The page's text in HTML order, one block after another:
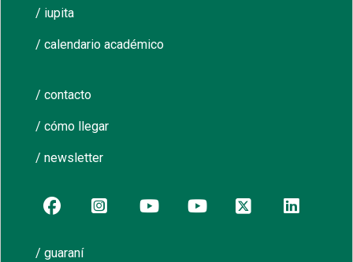
/ iupita
/ calendario académico
/ contacto
/ cómo llegar
/ newsletter
/ guaraní